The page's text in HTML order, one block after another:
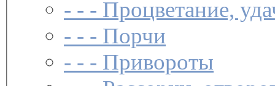
- - - Процветание,
- - - Порчи
- - - Привороты